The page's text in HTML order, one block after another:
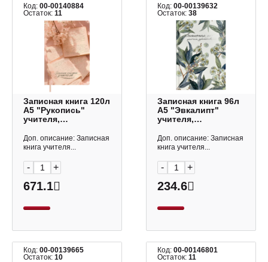
Код: 00-00140884
Остаток: 11
Записная книга 120л
А5 "Рукопись"
учителя,
мягк. переплет
68822 Феникс+.
Доп. описание: Записная
книга учителя...
- +
671.1
Код:00-00139632
Остаток:38
Записная книга 96л
А5 "Эвкалипт"
учителя,
обл., 7БЦ 69234
Феникс+.
Доп. описание: Записная
книга учителя...
- +
234.6
Код: 00-00139665
Остаток: 10
Код:00-00146801
Остаток:11